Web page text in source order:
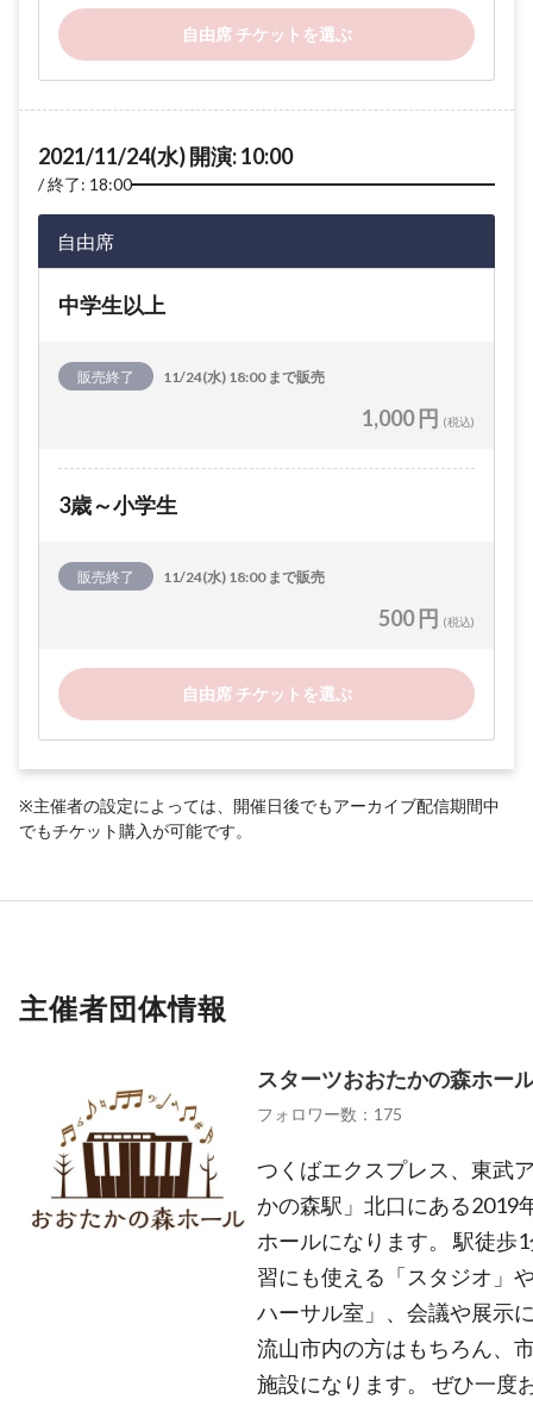
自由席 チケットを選ぶ
2021/11/24(水) 開演: 10:00
終了: 18:00
自由席
中学生以上
販売終了 11/24(水) 18:00 まで販売
1,000 円 (税込)
3歳～小学生
販売終了 11/24(水) 18:00 まで販売
500 円 (税込)
自由席 チケットを選ぶ
※主催者の設定によっては、開催日後でもアーカイブ配信期間中
でもチケット購入が可能です。
主催者団体情報
スターツおおたかの森ホー
フォロワー数：175
つくばエクスプレス、東武
かの森駅」北口にある2019
ホールになります。 駅徒歩
習にも使える「スタジオ」
ハーサル室」、会議や展示
流山市内の方はもちろん、
施設になります。 ぜひ一度